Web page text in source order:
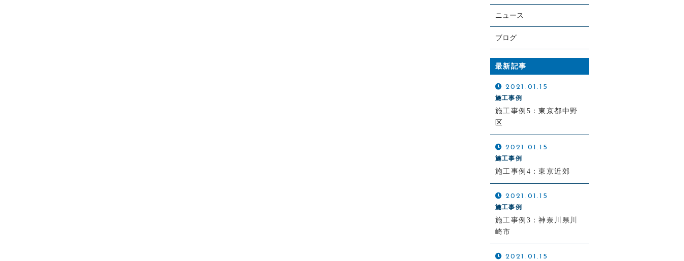
お電話での受付
080-8070-6118
9：00～20：00（担当：佐伯）
ニュース
ブログ
最新記事
2021.01.15
施工事例
施工事例5：東京都中野
区
2021.01.15
施工事例
施工事例4：東京近郊
2021.01.15
施工事例
施工事例3：神奈川県川
崎市
2021.01.15